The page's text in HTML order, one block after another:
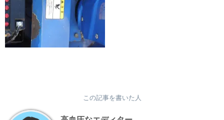
この記事を書いた人